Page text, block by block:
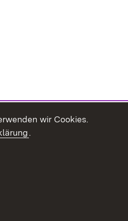
wir Cookies.
.